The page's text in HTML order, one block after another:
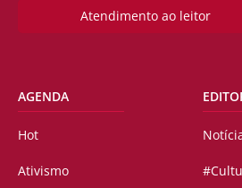
Atendimento ao leitor
AGENDA
Hot
Ativismo